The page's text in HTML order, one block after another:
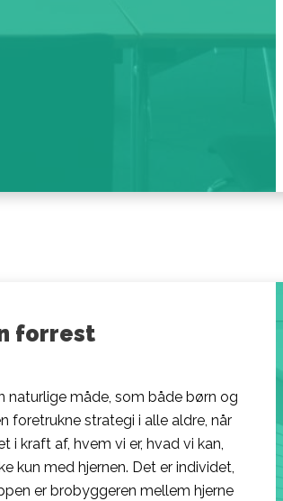
forrest
måde, som både børn og
foretrukne strategi i alle aldre, når
i kraft af, hvem vi er, hvad vi kan,
kun med hjernen. Det er individet,
er brobyggeren mellem hjerne